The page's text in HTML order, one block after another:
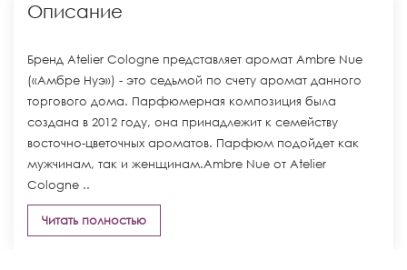
Описание
Бренд Atelier Cologne представляет аромат Ambre Nue
(«Амбре Нуэ») - это седьмой по счету аромат данного
торгового дома. Парфюмерная композиция была
создана в 2012 году, она принадлежит к семейству
восточно-цветочных ароматов. Парфюм подойдет как
мужчинам, так и женщинам.Ambre Nue от Atelier
Cologne ..
Читать полностью